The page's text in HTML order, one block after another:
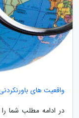
واقعیت های